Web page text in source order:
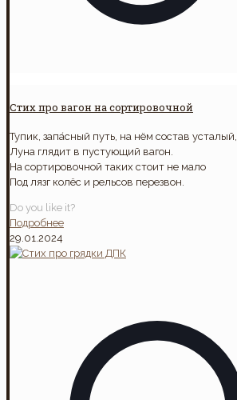
Стих про вагон на сортировочной
Тупик, запа́сный путь, на нём состав усталый,
Луна глядит в пустующий вагон.
На сортировочной таких стоит не мало
Под лязг колёс и рельсов перезвон.
Do you like it?
Подробнее
29.01.2024